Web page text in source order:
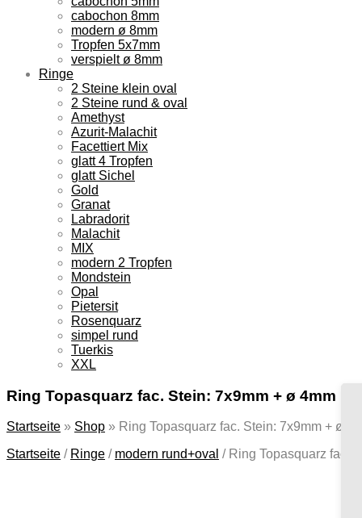
cabochon 8mm
modern ø 8mm
Tropfen 5x7mm
verspielt ø 8mm
Ringe
2 Steine klein oval
2 Steine rund & oval
Amethyst
Azurit-Malachit
Facettiert Mix
glatt 4 Tropfen
glatt Sichel
Gold
Granat
Labradorit
Malachit
MIX
modern 2 Tropfen
Mondstein
Opal
Pietersit
Rosenquarz
simpel rund
Tuerkis
XXL
Ring Topasquarz fac. Stein: 7x9mm + ø 4mm
Startseite » Shop » Ring Topasquarz fac. Stein: 7x9mm + ø
Startseite / Ringe / modern rund+oval / Ring Topasquarz fac.